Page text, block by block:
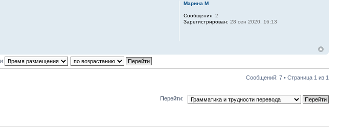
Марина М
Сообщения: 2
Зарегистрирован: 28 сен 2020, 16:13
Сообщений: 7 • Страница 1 из 1
Перейти: